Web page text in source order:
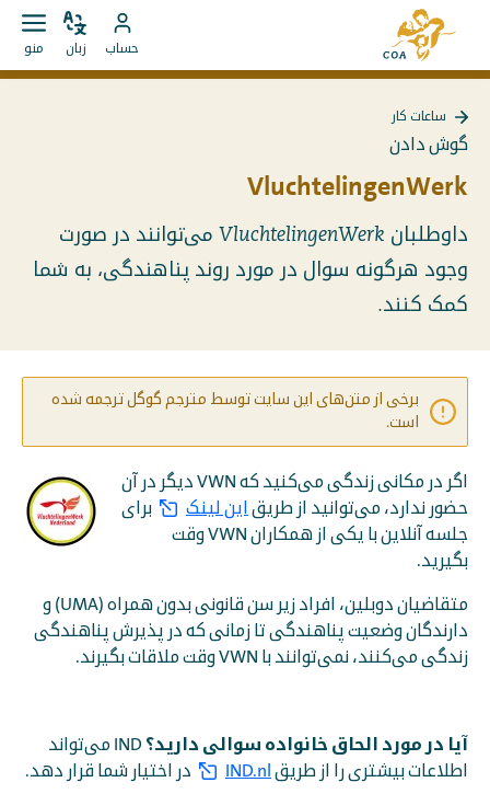
مستقیما
محتوا
صفحه
اصلی
به
حساب
حساب
زبان
تغییر
زبان
باز
منو
منو
به
Page
ساعات کار
گوش دادن
VluchtelingenWerk
داوطلبان VluchtelingenWerk می‌توانند در صورت
وجود هرگونه سوال در مورد روند پناهندگی، به شما
کمک کنند.
برخی از متن‌های این سایت توسط مترجم گوگل ترجمه شده
است.
اگر در مکانی زندگی می‌کنید که VWN دیگر در آن
حضور ندارد، می‌توانید از طریق این لینک
برای
جلسه آنلاین با یکی از همکاران VWN وقت
بگیرید.
متقاضیان دوبلین، افراد زیر سن قانونی بدون همراه (UMA) و
دارندگان وضعیت پناهندگی تا زمانی که در پذیرش پناهندگی
زندگی می‌کنند، نمی‌توانند با VWN وقت ملاقات بگیرند.
آیا در مورد الحاق خانواده سوالی دارید؟
IND می‌تواند
اطلاعات بیشتری را از طریق IND.nl در اختیار شما قرار دهد.